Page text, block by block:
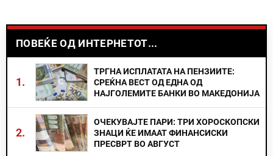
ПОВЕЌЕ ОД ИНТЕРНЕТОТ...
1.
ТРГНА ИСПЛАТАТА НА ПЕНЗИИТЕ:
СРЕЌНА ВЕСТ ОД ЕДНА ОД
НАЈГОЛЕМИТЕ БАНКИ ВО МАКЕДОНИЈА
2.
ОЧЕКУВАЈТЕ ПАРИ: ТРИ ХОРОСКОПСКИ
ЗНАЦИ ЌЕ ИМААТ ФИНАНСИСКИ
ПРЕСВРТ ВО АВГУСТ